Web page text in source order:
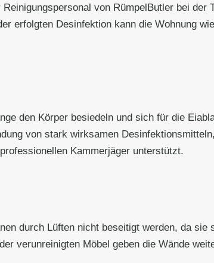
von RümpelButler bei der
erfolgten Desinfektion kann die Wohnung
den Körper besiedeln und sich für die
von stark wirksamen
Kammerjäger unterstützt.
durch Lüften nicht beseitigt werden, da sie
verunreinigten Möbel geben die Wände